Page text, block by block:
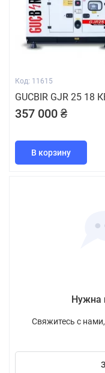
Код: 11615
GUCBIR GJR 25 18
357 000 ₴
В корзину
Нужна
Свяжитесь с